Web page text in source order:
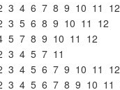
3 4 6 7 8 9 10 11 12
3 5 6 8 9 10 11 12
5 7 8 9 10 11 12
3 4 5 7 11
3 4 5 6 7 9 10 11 12
3 4 5 6 7 8 9 10 11